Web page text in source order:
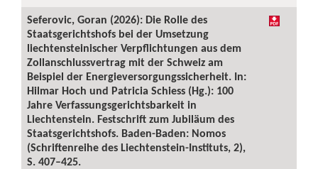
Seferovic, Goran (2026): Die Rolle des
Staatsgerichtshofs bei der Umsetzung
liechtensteinischer Verpflichtungen aus dem
Zollanschlussvertrag mit der Schweiz am
Beispiel der Energieversorgungssicherheit. In:
Hilmar Hoch und Patricia Schiess (Hg.): 100
Jahre Verfassungsgerichtsbarkeit in
Liechtenstein. Festschrift zum Jubiläum des
Staatsgerichtshofs. Baden-Baden: Nomos
(Schriftenreihe des Liechtenstein-Instituts, 2),
S. 407–425.